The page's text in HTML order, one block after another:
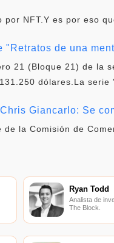
NFT.Y es por eso
"Retratos de una
21 (Bloque 21) de la
dólares.La serie
Giancarlo: Se
la Comisión de
Ryan Todd
Analista de
The Block.